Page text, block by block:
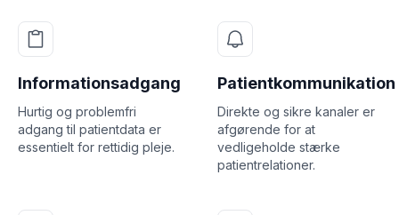
Informationsadgang
Hurtig og problemfri
adgang til patientdata er
essentielt for rettidig pleje.
Patientkommunikation
Direkte og sikre kanaler er
afgørende for at
vedligeholde stærke
patientrelationer.